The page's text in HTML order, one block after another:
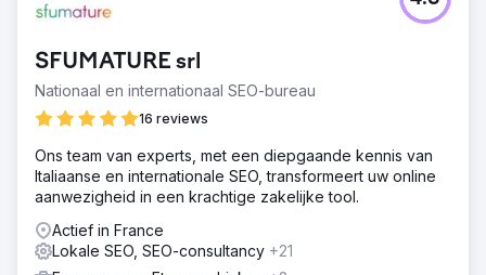
SFUMATURE srl
Nationaal en internationaal SEO-bureau
16 reviews
Ons team van experts, met een diepgaande kennis van
Italiaanse en internationale SEO, transformeert uw online
aanwezigheid in een krachtige zakelijke tool.
Actief in France
Lokale SEO, SEO-consultancy +21